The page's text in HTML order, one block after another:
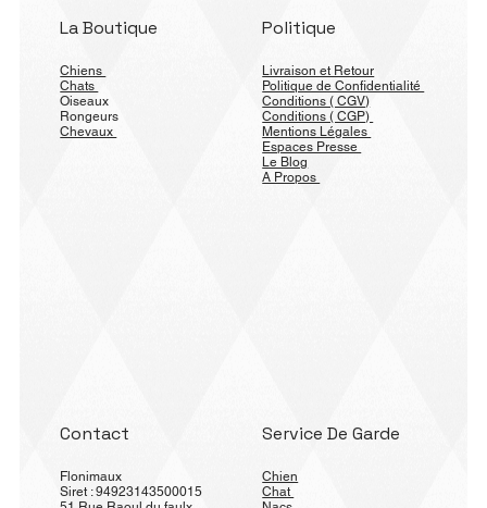
La Boutique
Chiens
Chats
Oiseaux
Rongeurs
Chevaux
Politique
Livraison et Retour
Politique de Confidentialité
Conditions ( CGV)
Conditions ( CGP)
Mentions Légales
Espaces Presse
Le Blog
A Propos
Contact
Flonimaux
Siret : 94923143500015
Service De Garde
Chien
Chat